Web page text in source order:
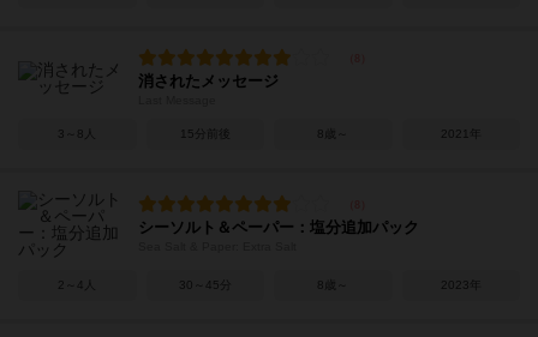
消されたメッセージ
3～8人 15分前後 8歳～ 2021年
シーソルト＆ペーパー：塩分追加パック
2～4人 30～45分 8歳～ 2023年